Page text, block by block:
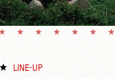
LINE-UP